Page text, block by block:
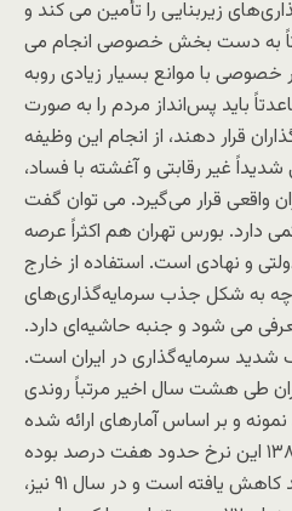
زیربنایی را تأمین می کند و
به دست بخش خصوصی انجام می
خصوصی با موانع بسیار زیادی روبه‌
باید پس‌انداز مردم را به صورت
قرار دهند، از انجام این وظیفه
غیر رقابتی و آغشته با فساد،
واقعی قرار می‌گیرد. می توان گفت
دارد. بورس تهران هم اکثراً عرصه
و نهادی است. استفاده از خارج
به شکل جذب سرمایه‌گذاری‌های
می شود و جنبه حاشیه‌ای دارد.
سرمایه‌گذاری در ایران است.
طی هشت سال اخیر مرتباً روندی
و بر اساس آمارهای ارائه شده
توسط منابع معتبر در سال ۱۳۸۹ این نرخ حدود هفت درصد بوده
که امّا در سال نود به یک درصد کاهش یافته است و در سال ۹۱ نیز،